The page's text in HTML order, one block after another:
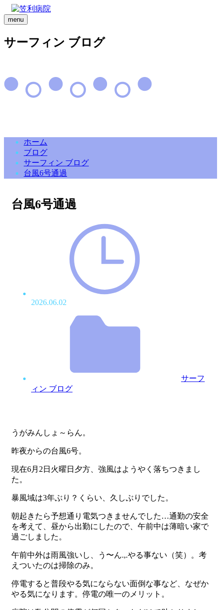
menu
サーフィン ブログ
ホーム
ブログ
サーフィン ブログ
台風6号通過
台風6号通過
2026.06.02
サーフ
ィン ブログ
うがみんしょ～らん。
昨夜からの台風6号。
現在6月2日火曜日夕方、強風はようやく落ちつきまし
た。
暴風域は3年ぶり？くらい、久しぶりでした。
朝起きたら予想通り電気つきませんでした…通勤の安全
を考えて、昼から出勤にしたので、午前中は薄暗い家で
過ごしました。
午前中外は雨風強いし、う〜ん.,.やる事ない（笑）。考
えついたのは掃除のみ。
停電すると普段やる気にならない面倒な事など、なぜか
やる気になります。停電の唯一のメリット。